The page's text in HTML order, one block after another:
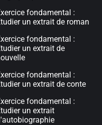
fondamental :
un extrait de roman
fondamental :
un extrait de
fondamental :
un extrait de conte
fondamental :
un extrait